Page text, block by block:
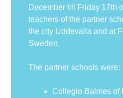
December till Friday 17th
teachers of the partner
the city Uddevalla and at
Sweden.
The partner schools were:
Collegio Balmes of